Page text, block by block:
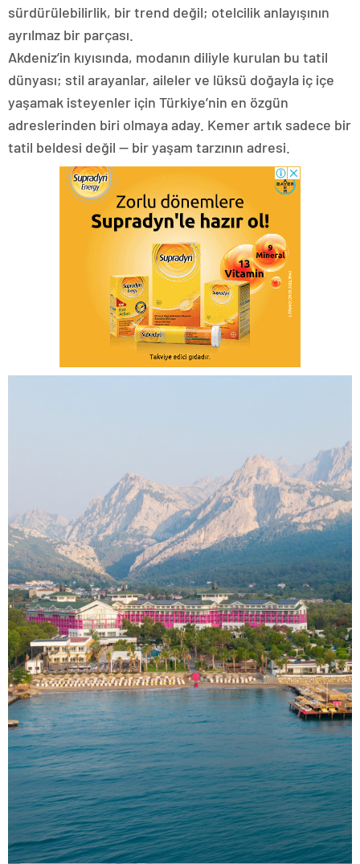
sürdürülebilirlik, bir trend değil; otelcilik anlayışının
ayrılmaz bir parçası.
Akdeniz’in kıyısında, modanın diliyle kurulan bu tatil
dünyası; stil arayanlar, aileler ve lüksü doğayla iç içe
yaşamak isteyenler için Türkiye’nin en özgün
adreslerinden biri olmaya aday. Kemer artık sadece bir
tatil beldesi değil — bir yaşam tarzının adresi.